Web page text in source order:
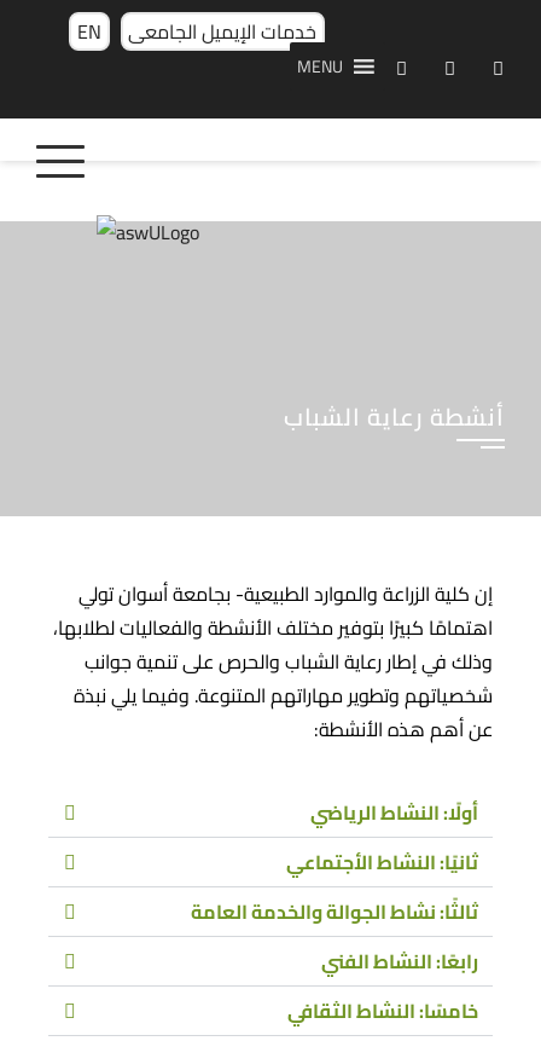
EN خدمات الإيميل الجامعى
MENU
أنشطة رعاية الشباب
إن كلية الزراعة والموارد الطبيعية- بجامعة أسوان تولي
اهتمامًا كبيرًا بتوفير مختلف الأنشطة والفعاليات لطلابها،
وذلك في إطار رعاية الشباب والحرص على تنمية جوانب
شخصياتهم وتطوير مهاراتهم المتنوعة. وفيما يلي نبذة
عن أهم هذه الأنشطة:
أولًا: النشاط الرياضي
ثانيًا: النشاط الأجتماعي
ثالثًا: نشاط الجوالة والخدمة العامة
رابعًا: النشاط الفني
خامسًا: النشاط الثقافي